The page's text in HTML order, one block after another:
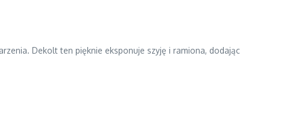
Dekolt ten pięknie eksponuje szyję i ramiona, dodając